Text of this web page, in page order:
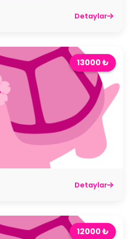
Detaylar
13000 ₺
Detaylar
12000 ₺